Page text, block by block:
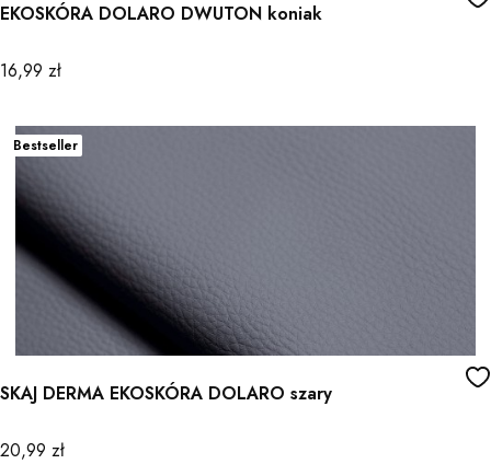
EKOSKÓRA DOLARO DWUTON koniak
Cena
16,99 zł
Bestseller
SKAJ DERMA EKOSKÓRA DOLARO szary
Cena
20,99 zł